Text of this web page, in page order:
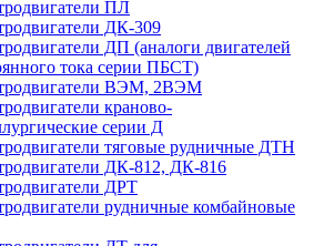
ПЛ
ДК-309
ДП (аналоги двигателей
тока серии ПБСТ)
ВЭМ, 2ВЭМ
краново-
серии Д
тяговые рудничные ДТН
ДК-812, ДК-816
ДРТ
рудничные комбайновые